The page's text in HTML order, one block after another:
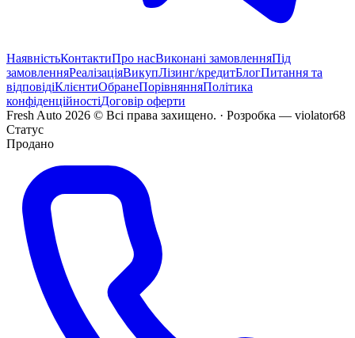
НаявністьКонтактиПро насВиконані замовленняПід
замовленняРеалізаціяВикупЛізинг/кредитБлогПитання та
відповідіКлієнтиОбранеПорівнянняПолітика
конфіденційностіДоговір оферти
Fresh Auto 2026 © Всі права захищено. · Розробка — violator68
Статус
Продано